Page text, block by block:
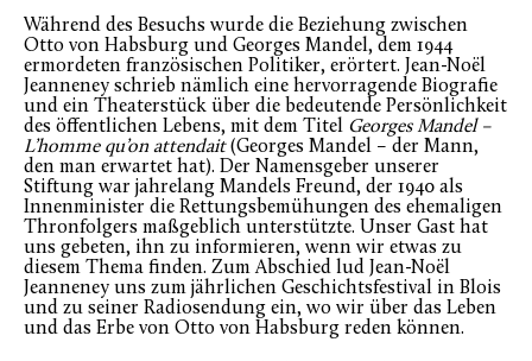
Während des Besuchs wurde die Beziehung zwischen
Otto von Habsburg und Georges Mandel, dem 1944
ermordeten französischen Politiker, erörtert. Jean-Noël
Jeanneney schrieb nämlich eine hervorragende Biografie
und ein Theaterstück über die bedeutende Persönlichkeit
des öffentlichen Lebens, mit dem Titel Georges Mandel –
L’homme qu’on attendait(Georges Mandel – der Mann,
den man erwartet hat). Der Namensgeber unserer
Stiftung war jahrelang Mandels Freund, der 1940 als
Innenminister die Rettungsbemühungen des ehemaligen
Thronfolgers maßgeblich unterstützte. Unser Gast hat
uns gebeten, ihn zu informieren, wenn wir etwas zu
diesem Thema finden. Zum Abschied lud Jean-Noël
Jeanneney uns zum jährlichen Geschichtsfestival in Blois
und zu seiner Radiosendung ein, wo wir über das Leben
und das Erbe von Otto von Habsburg reden können.